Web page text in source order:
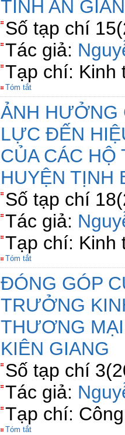
TỈNH AN
Số tạp chí
Tác giả:
Tạp chí: Kinh
Tóm tắt
ẢNH HƯỞNG
LỰC ĐẾN
CỦA CÁC HỘ
HUYỆN TỊNH
Số tạp chí
Tác giả:
Tạp chí: Kinh
Tóm tắt
ĐÓNG GÓP
TRƯỞNG
THƯƠNG
KIÊN GIANG
Số tạp chí
Tác giả:
Tạp chí:
Tóm tắt